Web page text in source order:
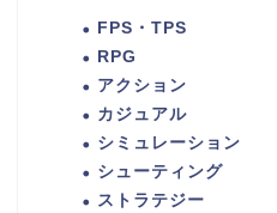
FPS・TPS
RPG
アクション
カジュアル
シミュレーション
シューティング
ストラテジー